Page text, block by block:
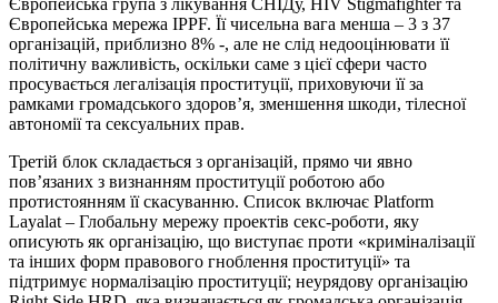
Європейська група з лікування СНІДу, HIV Stigmafighter та
Європейська мережа IPPF. Її чисельна вага менша – 3 з 37
організацій, приблизно 8% -, але не слід недооцінювати її
політичну важливість, оскільки саме з цієї сфери часто
просувається легалізація проституції, приховуючи її за
рамками громадського здоров’я, зменшення шкоди, тілесної
автономії та сексуальних прав.
Третій блок складається з організацій, прямо чи явно
пов’язаних з визнанням проституції роботою або
протистоянням її скасуванню. Список включає Platform
Layalat – Глобальну мережу проектів секс-роботи, яку
описують як організацію, що виступає проти «криміналізації
та інших форм правового гноблення проституції» та
підтримує нормалізацію проституції; неурядову організацію